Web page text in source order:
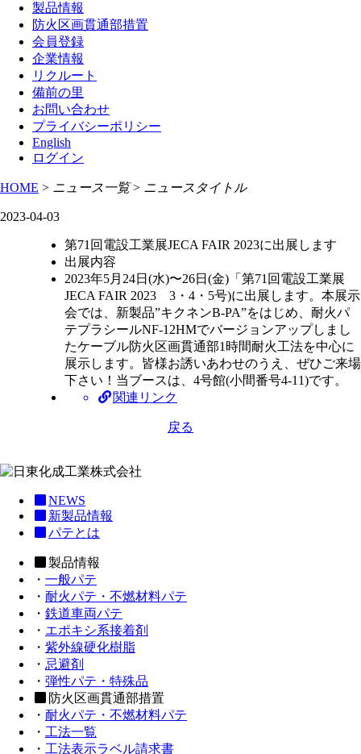
製品情報
防火区画貫通部措置
会員登録
企業情報
リクルート
備前の里
お問い合わせ
プライバシーポリシー
English
ログイン
HOME > ニュース一覧 > ニュースタイトル
2023-04-03
第71回電設工業展JECA FAIR 2023に出展します
出展内容
2023年5月24日(水)〜26日(金)「第71回電設工業展
JECA FAIR 2023 3・4・5号)に出展します。本展示
会では、新製品”キクネンB-PA”をはじめ、耐火パ
テプラシールNF-12HMでバージョンアップしまし
たケーブル防火区画貫通部1時間耐火工法を中心に
展示します。皆様お誘いあわせのうえ、ぜひご来場
下さい！当ブースは、4号館(小間番号4-11)です。
関連リンク
戻る
NEWS
新製品情報
パテとは
製品情報
・ 一般パテ
・ 耐火パテ・不燃材料パテ
・ 鉄道車両パテ
・ エポキシ系接着剤
・ 紫外線硬化樹脂
・ 忌避剤
・ 弾性パテ・特殊品
防火区画貫通部措置
・ 耐火パテ・不燃材料パテ
・ 工法一覧
・ 工法表示ラベル請求書